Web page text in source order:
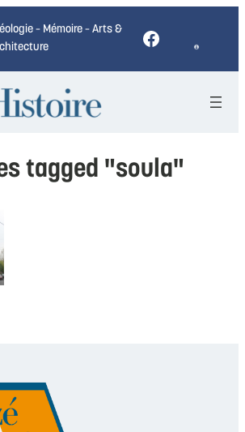
– Mémoire – Arts &
Facebook
tagged "soula"